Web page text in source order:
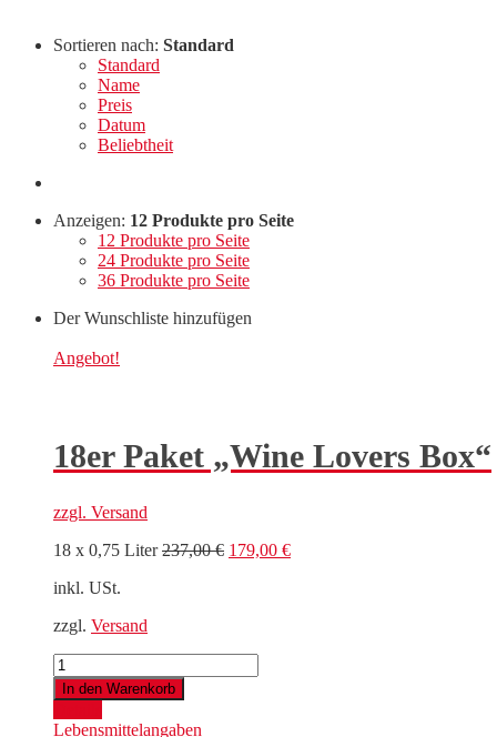
Sortieren nach: Standard
Standard
Name
Preis
Datum
Beliebtheit
Anzeigen: 12 Produkte pro Seite
12 Produkte pro Seite
24 Produkte pro Seite
36 Produkte pro Seite
Der Wunschliste hinzufügen
Angebot!
18er Paket „Wine Lovers Box“
zzgl. Versand
18 x 0,75 Liter237,00€ Ursprünglicher
179,00 €Aktueller
inkl. USt.
zzgl. Versand
18er
Paket
"Wine
Lovers
In den Warenkorb
Lebensmittelangaben